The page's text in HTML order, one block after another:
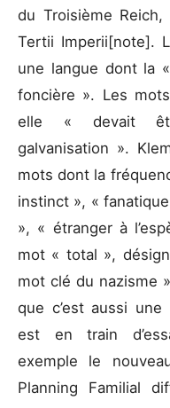
du Troisième Reich,
Tertii Imperii[note].
une langue dont la
foncière ». Les
elle « devait
galvanisation ».
mots dont la
instinct », «
», « étranger à
mot « total »,
mot clé du nazisme
que c’est aussi
est en train
exemple le
Planning Familial